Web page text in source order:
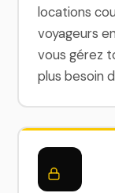
locations
voyageurs
vous gérez
plus besoin